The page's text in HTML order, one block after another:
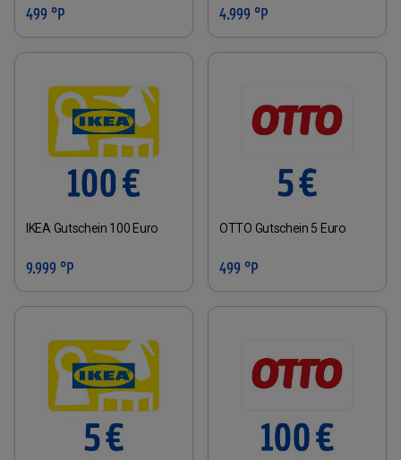
499 °P 4.999 °P
IKEA Gutschein 100 Euro
9.999 °P
OTTO Gutschein 5 Euro
499 °P